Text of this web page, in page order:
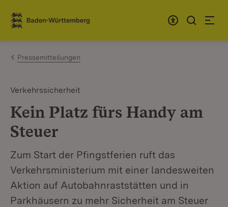
Zum Inhalt springen
Link zur Startseite
Pressemitteilungen
Verkehrssicherheit
Kein Platz fürs Handy am
Steuer
Zum Start der Pfingstferien ruft das
Verkehrsministerium mit einer landesweiten
Aktion auf Autobahnraststätten und in
Parkhäusern zu mehr Sicherheit am Steuer